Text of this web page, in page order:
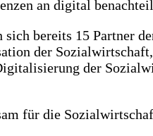
an digital
bereits 15 Partner
der
der
für die